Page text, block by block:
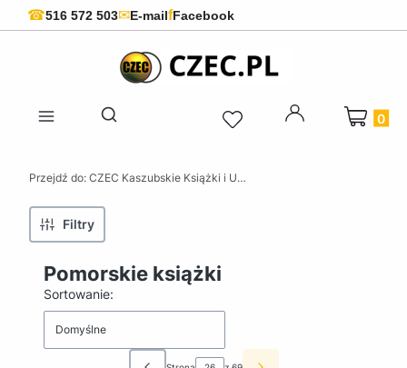
☎516 572 503✉E-mailfFacebook
Otwórz wyszukiwarkę
Produkty
Przejdź do: CZEC Kaszubskie Książki i Upominki - Pamiątki z Kaszub
Filtry
Pomorskie książki
Lista produktów
Sortowanie:
Domyślne